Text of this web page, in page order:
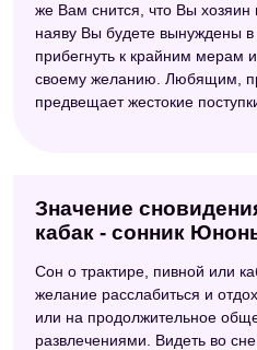
же Вам снится, что Вы хозяин
наяву Вы будете вынуждены
прибегнуть к крайним мерам
своему желанию. Любящим,
предвещает жестокие
Значение
кабак - сонник
Сон о трактире, пивной или
желание расслабиться и
или на продолжительное
развлечениями. Видеть во